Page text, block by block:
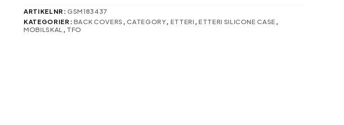
mängd
ARTIKELNR:GSM183437
KATEGORIER: BACK COVERS ,CATEGORY, ETTERI ,ETTERI SILICONE CASE ,
MOBILSKAL , TFO